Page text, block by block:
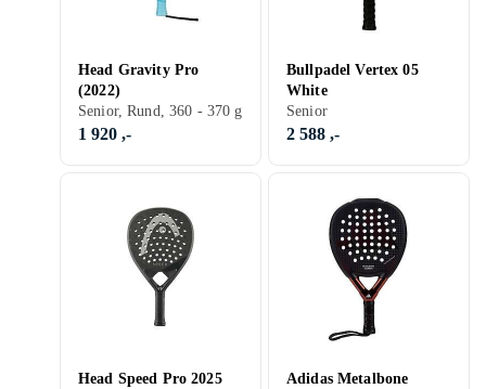
Head Gravity Pro
(2022)
Senior, Rund, 360 - 370 g
1 920 ,-
Bullpadel Vertex 05
White
Senior
2 588 ,-
Head Speed Pro 2025
Adidas Metalbone